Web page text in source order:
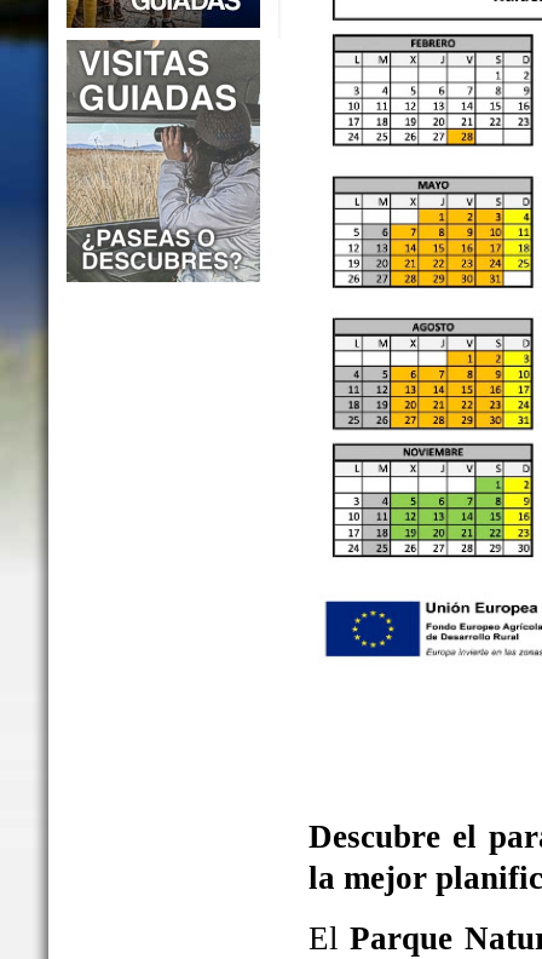
Descubre el
la mejor
ElParque